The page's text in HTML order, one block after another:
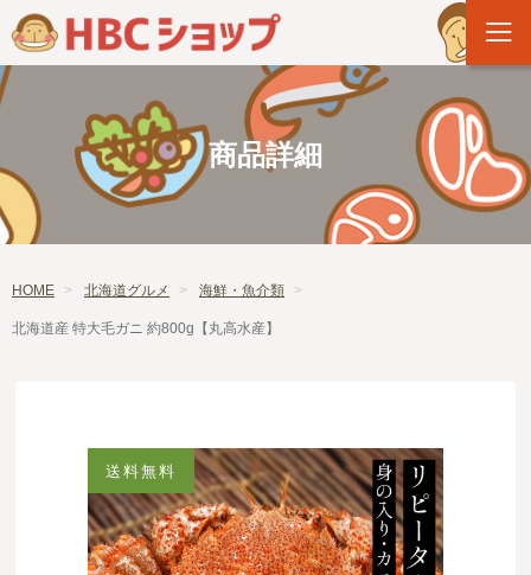
商品詳細
HOME 北海道グルメ 海鮮・魚介類
北海道産 特大毛ガニ 約800g【丸高水産】